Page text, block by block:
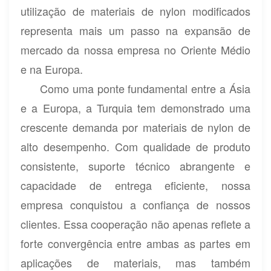
utilização de materiais de nylon modificados
representa mais um passo na expansão de
mercado da nossa empresa no Oriente Médio
e na Europa.
Como uma ponte fundamental entre a Ásia
e a Europa, a Turquia tem demonstrado uma
crescente demanda por materiais de nylon de
alto desempenho. Com qualidade de produto
consistente, suporte técnico abrangente e
capacidade de entrega eficiente, nossa
empresa conquistou a confiança de nossos
clientes. Essa cooperação não apenas reflete a
forte convergência entre ambas as partes em
aplicações de materiais, mas também